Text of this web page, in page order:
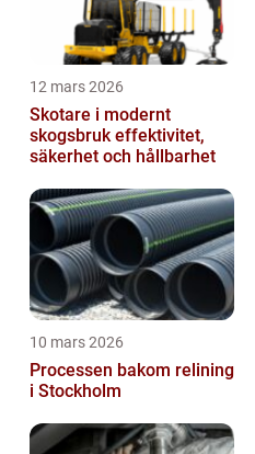
12 mars 2026
Skotare i modernt
skogsbruk effektivitet,
säkerhet och hållbarhet
10 mars 2026
Processen bakom relining
i Stockholm